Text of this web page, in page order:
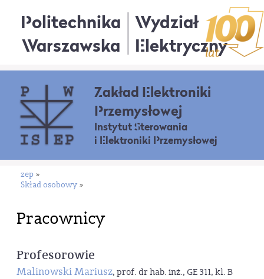
Politechnika
Warszawska
Wydział
Elektryczny
Zakład Elektroniki
Przemysłowej
Instytut Sterowania
i Elektroniki Przemysłowej
zep »
Skład osobowy »
Pracownicy
Profesorowie
Malinowski Mariusz, prof. dr hab. inż., GE 311, kl. B